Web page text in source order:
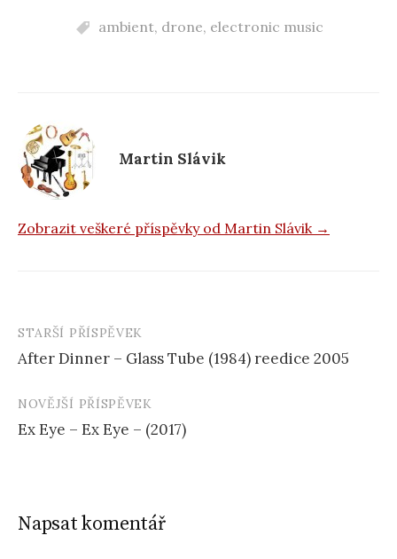
o
k
ambient, drone, electronic music
Martin Slávik
Zobrazit veškeré příspěvky od Martin Slávik →
Navigace
příspěvku
STARŠÍ PŘÍSPĚVEK
After Dinner – Glass Tube (1984) reedice 2005
NOVĚJŠÍ PŘÍSPĚVEK
Ex Eye – Ex Eye – (2017)
Napsat komentář